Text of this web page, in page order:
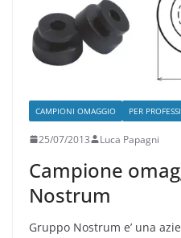
CAMPIONI OMAGGIO PER
25/07/2013 Luca Papagni
Campione
Nostrum
Gruppo Nostrum e’ una